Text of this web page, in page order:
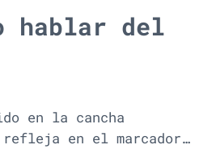
hablar del
en la cancha
en el marcador…